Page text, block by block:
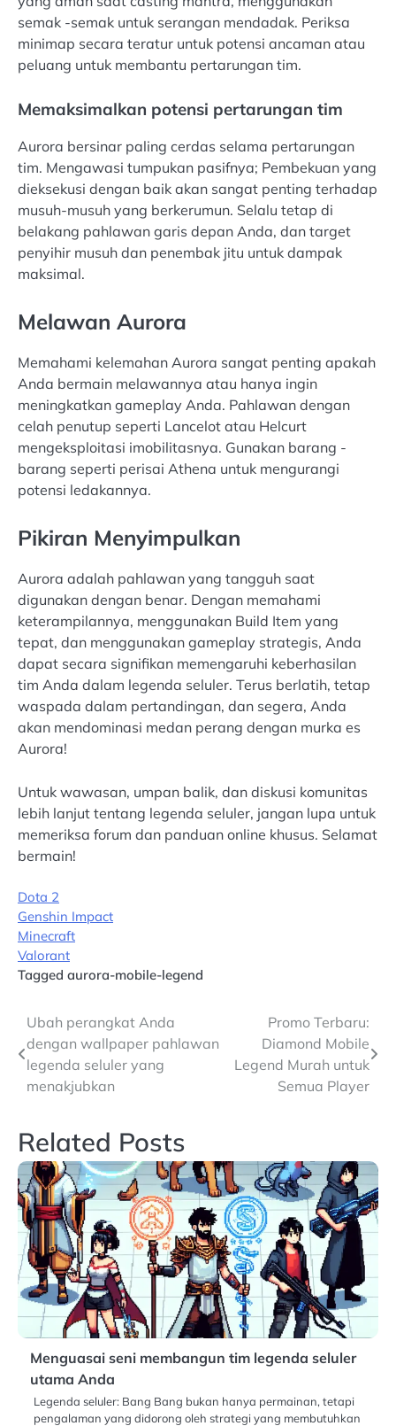
semak -semak untuk serangan mendadak. Periksa
minimap secara teratur untuk potensi ancaman atau
peluang untuk membantu pertarungan tim.
Memaksimalkan potensi pertarungan tim
Aurora bersinar paling cerdas selama pertarungan
tim. Mengawasi tumpukan pasifnya; Pembekuan yang
dieksekusi dengan baik akan sangat penting terhadap
musuh-musuh yang berkerumun. Selalu tetap di
belakang pahlawan garis depan Anda, dan target
penyihir musuh dan penembak jitu untuk dampak
maksimal.
Melawan Aurora
Memahami kelemahan Aurora sangat penting apakah
Anda bermain melawannya atau hanya ingin
meningkatkan gameplay Anda. Pahlawan dengan
celah penutup seperti Lancelot atau Helcurt
mengeksploitasi imobilitasnya. Gunakan barang -
barang seperti perisai Athena untuk mengurangi
potensi ledakannya.
Pikiran Menyimpulkan
Aurora adalah pahlawan yang tangguh saat
digunakan dengan benar. Dengan memahami
keterampilannya, menggunakan Build Item yang
tepat, dan menggunakan gameplay strategis, Anda
dapat secara signifikan memengaruhi keberhasilan
tim Anda dalam legenda seluler. Terus berlatih, tetap
waspada dalam pertandingan, dan segera, Anda
akan mendominasi medan perang dengan murka es
Aurora!
Untuk wawasan, umpan balik, dan diskusi komunitas
lebih lanjut tentang legenda seluler, jangan lupa untuk
memeriksa forum dan panduan online khusus. Selamat
bermain!
Dota 2
Genshin Impact
Minecraft
Valorant
Tagged aurora-mobile-legend
Post
navigation
Ubah perangkat Anda
dengan wallpaper pahlawan
legenda seluler yang
menakjubkan
Promo Terbaru:
Diamond Mobile
Legend Murah untuk
Semua Player
Related Posts
Menguasai seni membangun tim legenda seluler
utama Anda
Legenda seluler: Bang Bang bukan hanya permainan, tetapi
pengalaman yang didorong oleh strategi yang membutuhkan